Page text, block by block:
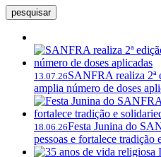
pesquisar
13.07.26SANFRA realiza 2ª
amplia número de doses
18.06.26Festa Junina do
pessoas e fortalece tradição